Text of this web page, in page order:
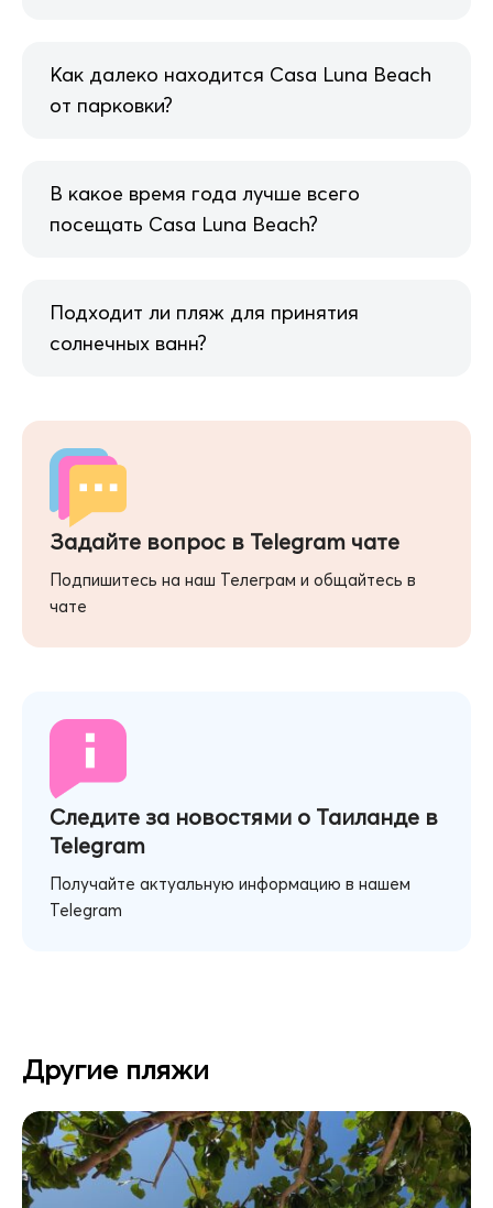
Как далеко находится Casa Luna Beach
от парковки?
В какое время года лучше всего
посещать Casa Luna Beach?
Подходит ли пляж для принятия
солнечных ванн?
Задайте вопрос в Telegram чате
Подпишитесь на наш Телеграм и общайтесь в
чате
Следите за новостями о Таиланде в
Telegram
Получайте актуальную информацию в нашем
Telegram
Другие пляжи